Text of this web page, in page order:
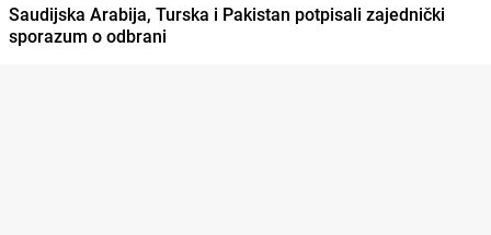
Saudijska Arabija, Turska i Pakistan potpisali zajednički
sporazum o odbrani